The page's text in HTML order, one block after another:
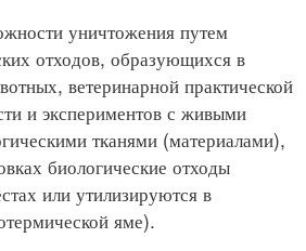
уничтожения путем
отходов, образующихся в
ветеринарной практической
и экспериментов с живыми
тканями (материалами),
биологические отходы
или утилизируются в
яме).